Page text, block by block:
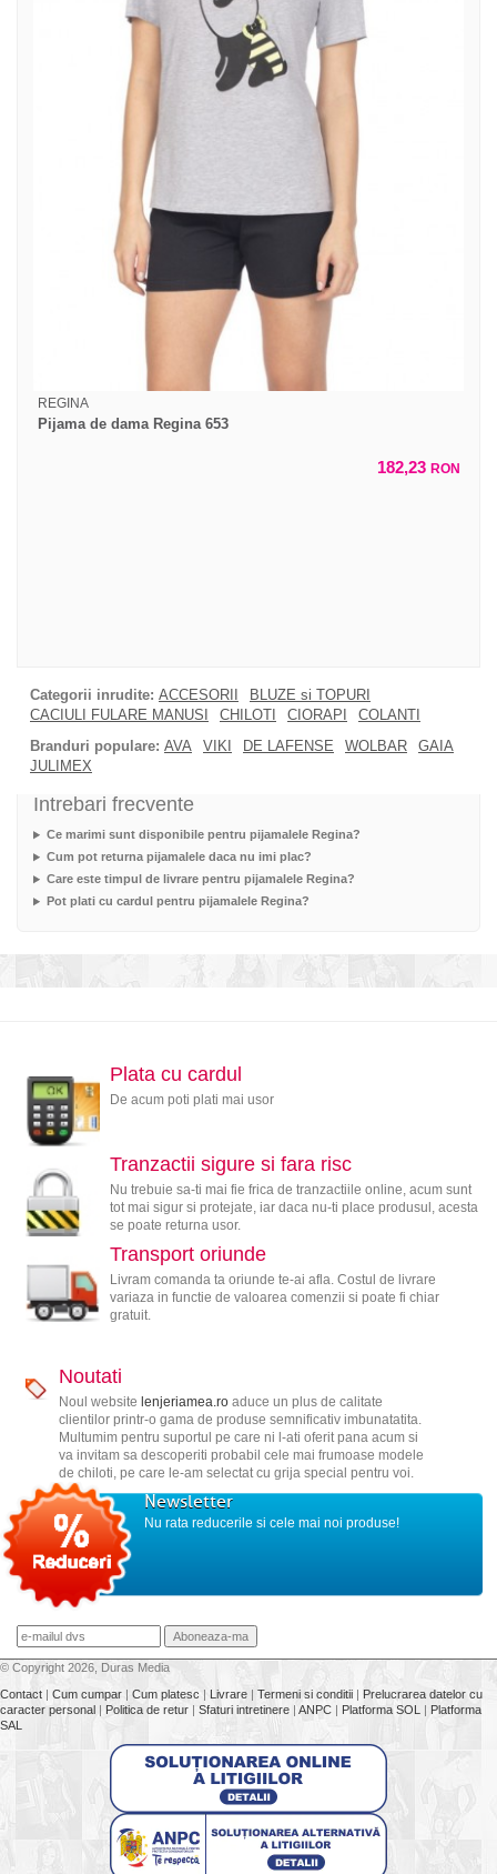
REGINA
Pijama de dama Regina 653
182,23 RON
Categorii inrudite: ACCESORII
BLUZE si TOPURI
CACIULI FULARE MANUSI
CHILOTI CIORAPI
COLANTI
Branduri populare: AVA VIKI DE LAFENSE WOLBAR
GAIA
JULIMEX
Intrebari frecvente
Ce marimi sunt disponibile pentru pijamalele Regina?
Cum pot returna pijamalele daca nu imi plac?
Care este timpul de livrare pentru pijamalele Regina?
Pot plati cu cardul pentru pijamalele Regina?
Plata cu cardul
De acum poti plati mai usor
Tranzactii sigure si fara risc
Nu trebuie sa-ti mai fie frica de tranzactiile online, acum sunt
tot mai sigur si protejate, iar daca nu-ti place produsul, acesta
se poate returna usor.
Transport oriunde
Livram comanda ta oriunde te-ai afla. Costul de livrare
variaza in functie de valoarea comenzii si poate fi chiar
gratuit.
Noutati
Noul website lenjeriamea.roaduce un plus de calitate
clientilor printr-o gama de produse semnificativ imbunatatita.
Multumim pentru suportul pe care ni l-ati oferit pana acum si
va invitam sa descoperiti probabil cele mai frumoase modele
de chiloti, pe care le-am selectat cu grija special pentru voi.
Newsletter
Nu rata reducerile si cele mai noi produse!
© Copyright 2026, Duras Media
Contact | Cum cumpar | Cum platesc | Livrare | Termeni si conditii | Prelucrarea datelor cu
caracter personal | Politica de retur | Sfaturi intretinere | ANPC | Platforma SOL | Platforma
SAL